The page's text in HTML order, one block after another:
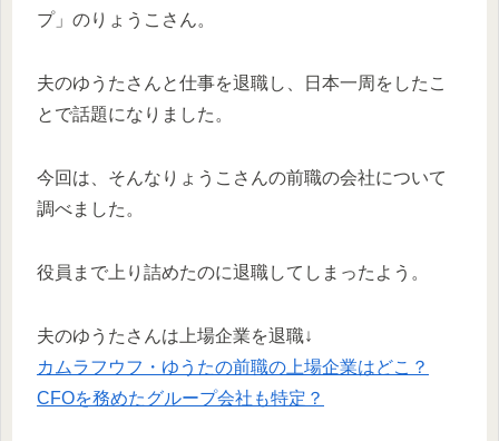
プ」のりょうこさん。
夫のゆうたさんと仕事を退職し、日本一周をしたこ
とで話題になりました。
今回は、そんなりょうこさんの前職の会社について
調べました。
役員まで上り詰めたのに退職してしまったよう。
夫のゆうたさんは上場企業を退職↓
カムラフウフ・ゆうたの前職の上場企業はどこ？
CFOを務めたグループ会社も特定？